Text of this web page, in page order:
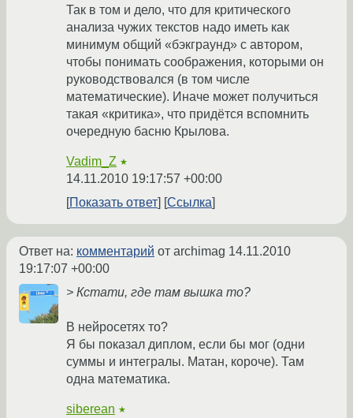
Так в том и дело, что для критического
анализа чужих текстов надо иметь как
минимум общий «бэкграунд» с автором,
чтобы понимать соображения, которыми он
руководствовался (в том числе
математические). Иначе может получиться
такая «критика», что придётся вспомнить
очередную басню Крылова.
Vadim_Z ★
14.11.2010 19:17:57 +00:00
Показать ответ
Ссылка
Ответ на: комментарий от archimag 14.11.2010
19:17:07 +00:00
> Кстати, где там вышка то?
В нейросетях то?
Я бы показал диплом, если бы мог (одни
суммы и интегралы. Матан, короче). Там
одна математика.
siberean ★